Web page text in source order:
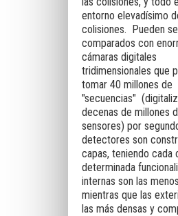
entorno elevadísimo
colisiones. Pueden
comparados con
cámaras digitales
tridimensionales que
tomar 40 millones de
"secuencias"
decenas de millones
sensores) por
detectores son
capas, teniendo cada
determinada
internas son las
mientras que las
las más densas y